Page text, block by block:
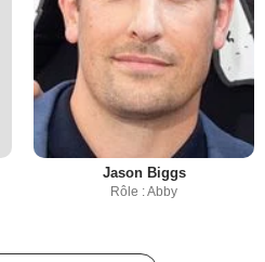
Jason Biggs
Rôle : Abby